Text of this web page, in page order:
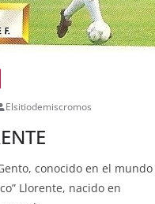
Elsitiodemiscromos
conocido en el mundo
Llorente, nacido en